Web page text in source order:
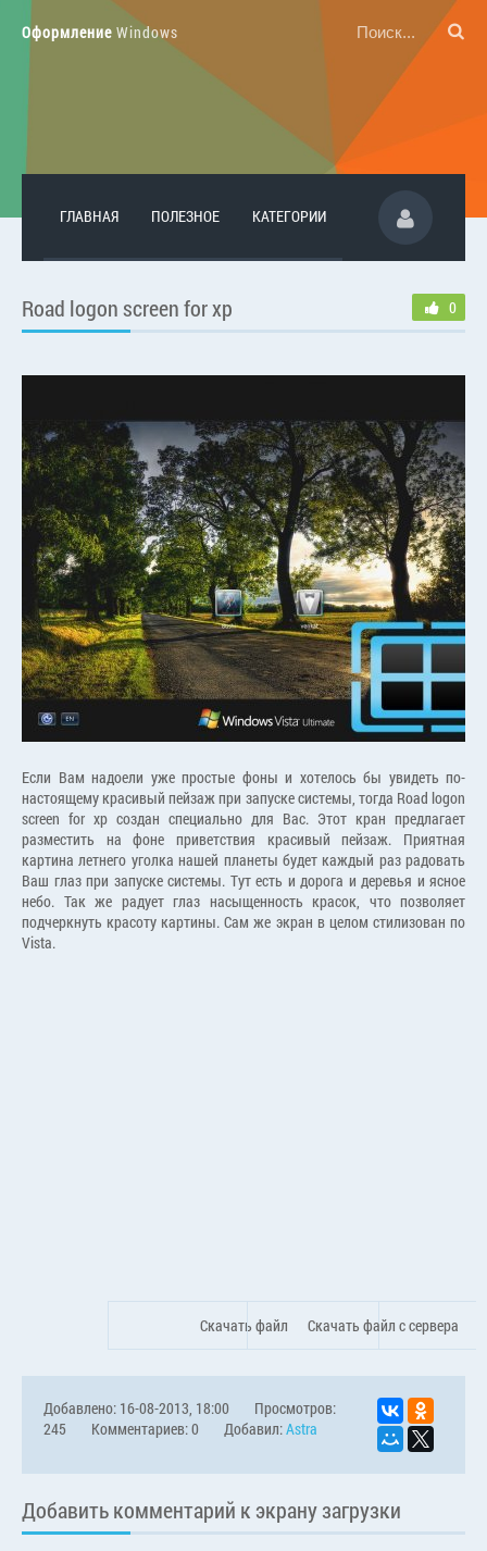
Оформление Windows
ГЛАВНАЯ ПОЛЕЗНОЕ КАТЕГОРИИ
Road logon screen for xp 0
Если Вам надоели уже простые фоны и хотелось бы увидеть по-
настоящему красивый пейзаж при запуске системы, тогда Road logon
screen for xp создан специально для Вас. Этот кран предлагает
разместить на фоне приветствия красивый пейзаж. Приятная
картина летнего уголка нашей планеты будет каждый раз радовать
Ваш глаз при запуске системы. Тут есть и дорога и деревья и ясное
небо. Так же радует глаз насыщенность красок, что позволяет
подчеркнуть красоту картины. Сам же экран в целом стилизован по
Vista.
Скачать файл Скачать файл с сервера
Добавлено: 16-08-2013, 18:00
Просмотров:
245
Комментариев: 0 Добавил:Astra
Добавить комментарий к экрану загрузки